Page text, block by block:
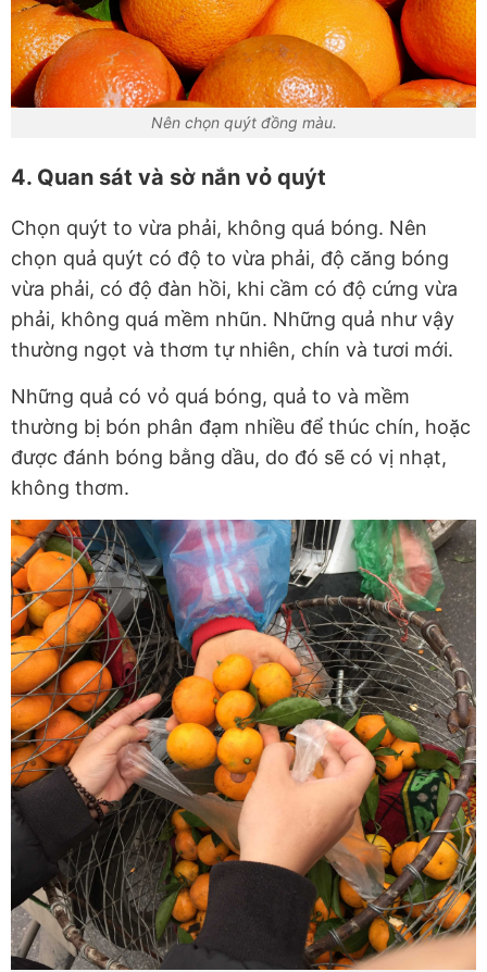
Nên chọn quýt đồng màu.
4. Quan sát và sờ nắn vỏ quýt
Chọn quýt to vừa phải, không quá bóng. Nên
chọn quả quýt có độ to vừa phải, độ căng bóng
vừa phải, có độ đàn hồi, khi cầm có độ cứng vừa
phải, không quá mềm nhũn. Những quả như vậy
thường ngọt và thơm tự nhiên, chín và tươi mới.
Những quả có vỏ quá bóng, quả to và mềm
thường bị bón phân đạm nhiều để thúc chín, hoặc
được đánh bóng bằng dầu, do đó sẽ có vị nhạt,
không thơm.